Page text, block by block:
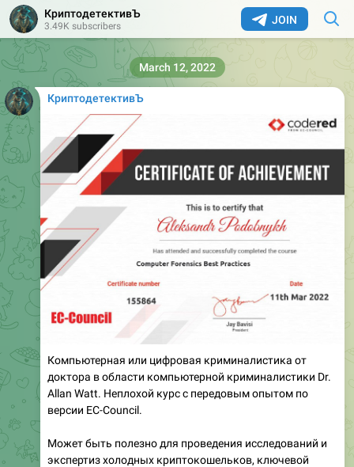
JOIN
КриптодетективЪ
3.49K subscribers
КриптодетективЪ
Компьютерная или цифровая криминалистика от
доктора в области компьютерной криминалистики Dr.
Allan Watt. Неплохой курс с передовым опытом по
версии EC-Council.
Может быть полезно для проведения исследований и
экспертиз холодных криптокошельков, ключевой
March 12, 2022